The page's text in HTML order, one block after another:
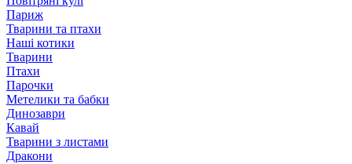
Париж
Тварини та птахи
Наші котики
Тварини
Птахи
Парочки
Метелики та бабки
Динозаври
Кавай
Тварини з листами
Дракони